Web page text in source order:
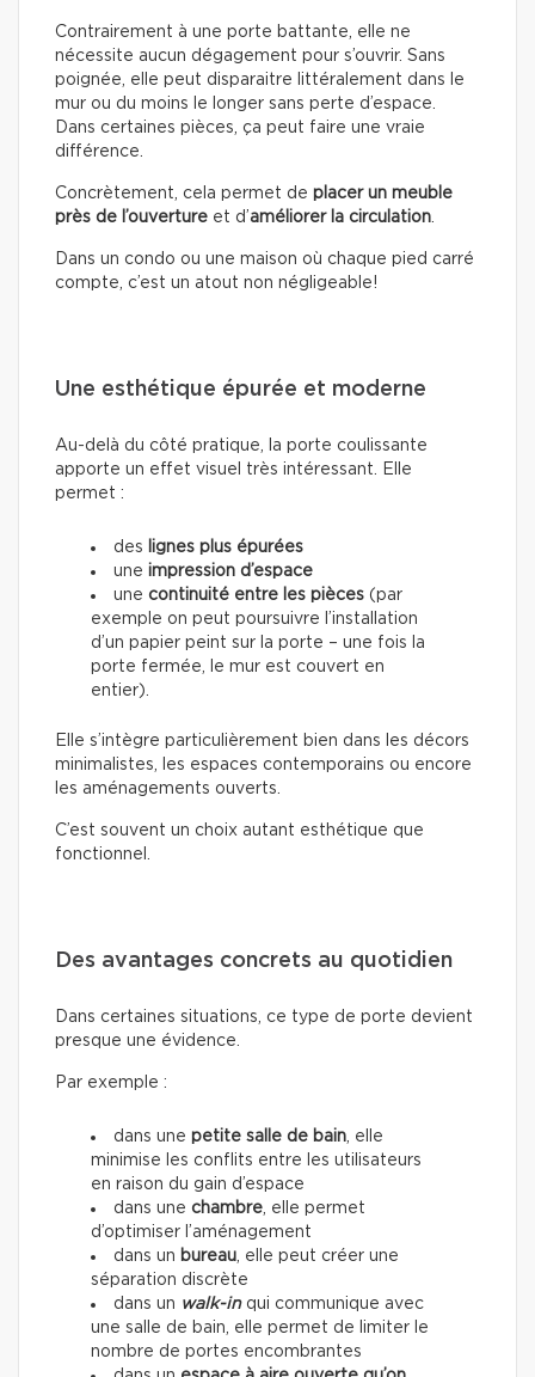
Contrairement à une porte battante, elle ne
nécessite aucun dégagement pour s’ouvrir. Sans
poignée, elle peut disparaitre littéralement dans le
mur ou du moins le longer sans perte d’espace.
Dans certaines pièces, ça peut faire une vraie
différence.
Concrètement, cela permet de placer un meuble
près de l’ouverture et d’améliorer la circulation
Dans un condo ou une maison où chaque pied carré
compte, c’est un atout non négligeable!
Une esthétique épurée et moderne
Au-delà du côté pratique, la porte coulissante
apporte un effet visuel très intéressant. Elle
permet :
des lignes plus épurées
une impression d’espace
une continuité entre les pièces (par
exemple on peut poursuivre l’installation
d’un papier peint sur la porte – une fois la
porte fermée, le mur est couvert en
entier).
Elle s’intègre particulièrement bien dans les décors
minimalistes, les espaces contemporains ou encore
les aménagements ouverts.
C’est souvent un choix autant esthétique que
fonctionnel.
Des avantages concrets au quotidien
Dans certaines situations, ce type de porte devient
presque une évidence.
Par exemple :
dans une petite salle de bain , elle
minimise les conflits entre les utilisateurs
en raison du gain d’espace
dans une chambre , elle permet
d’optimiser l’aménagement
dans un bureau , elle peut créer une
séparation discrète
dans un walk-inqui communique avec
une salle de bain, elle permet de limiter le
nombre de portes encombrantes